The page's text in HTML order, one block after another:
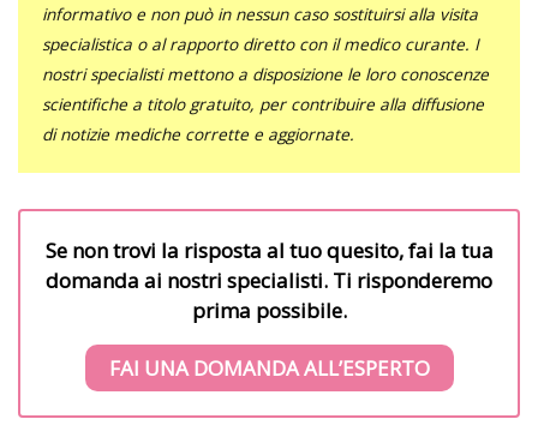
informativo e non può in nessun caso sostituirsi alla visita
specialistica o al rapporto diretto con il medico curante. I
nostri specialisti mettono a disposizione le loro conoscenze
scientifiche a titolo gratuito, per contribuire alla diffusione
di notizie mediche corrette e aggiornate.
Se non trovi la risposta al tuo quesito, fai la tua
domanda ai nostri specialisti. Ti risponderemo
prima possibile.
FAI UNA DOMANDA ALL’ESPERTO